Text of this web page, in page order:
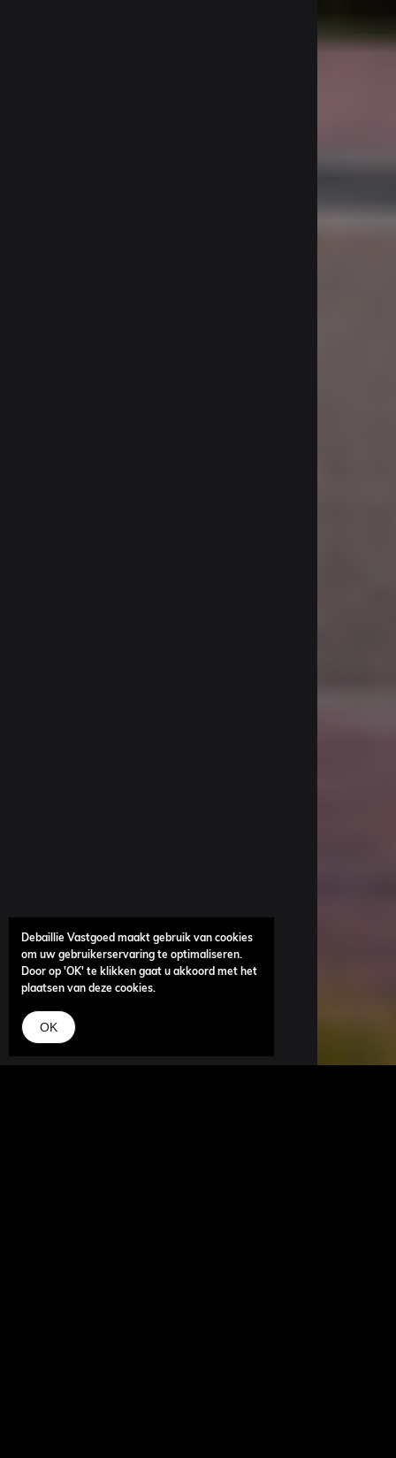
Debaillie Vastgoed maakt gebruik van cookies
om uw gebruikerservaring te optimaliseren.
Door op 'OK' te klikken gaat u akkoord met het
plaatsen van deze cookies.
OK